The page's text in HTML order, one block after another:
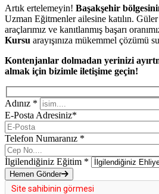
Artık ertelemeyin! Başakşehir
Uzman Eğitmenler ailesine katılın.
araçlarımız ve kanıtlanmış başarı
Kursu arayışınıza mükemmel çözümü
Kontenjanlar dolmadan yerinizi
almak için bizimle iletişime geçin!
Adınız *
E-Posta Adresiniz*
Telefon Numaranız *
İlgilendiğiniz Eğitim *
Hemen Gönder